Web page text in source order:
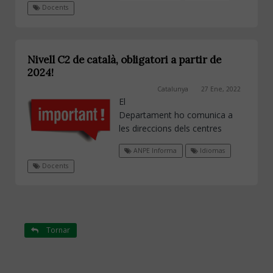
Docents
Nivell C2 de català, obligatori a partir de
2024!
Catalunya 27 Ene, 2022
El
Departament ho comunica a
les direccions dels centres
ANPE Informa
Idiomas
Docents
Tornar